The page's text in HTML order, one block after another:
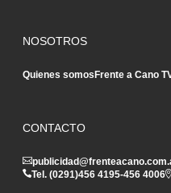
NOSOTROS
Quienes somosFrente a Cano
CONTACTO
Tel. (0291)456 4195-456 4006